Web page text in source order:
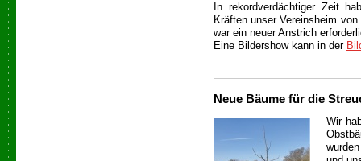
In rekordverdächtiger Zeit
Kräften unser Vereinsheim
war ein neuer Anstrich
Eine Bildershow kann in der B
Neue Bäume für die
Wir